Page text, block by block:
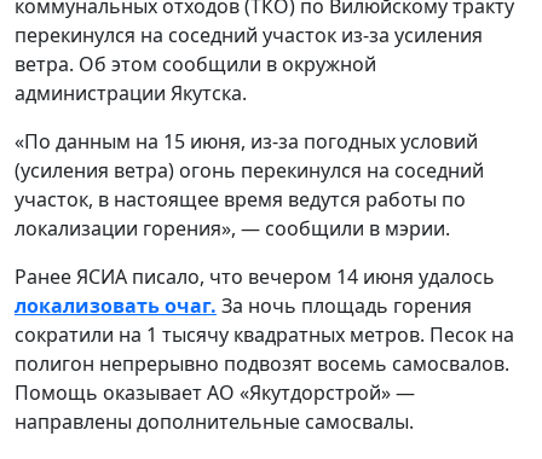
коммунальных отходов (ТКО) по Вилюйскому тракту
перекинулся на соседний участок из-за усиления
ветра. Об этом сообщили в окружной
администрации Якутска.
«По данным на 15 июня, из-за погодных условий
(усиления ветра) огонь перекинулся на соседний
участок, в настоящее время ведутся работы по
локализации горения», — сообщили в мэрии.
Ранее ЯСИА писало, что вечером 14 июня удалось
локализовать очаг. За ночь площадь горения
сократили на 1 тысячу квадратных метров. Песок на
полигон непрерывно подвозят восемь самосвалов.
Помощь оказывает АО «Якутдорстрой» —
направлены дополнительные самосвалы.